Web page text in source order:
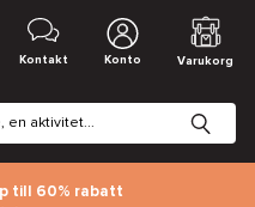
Kontakt Konto Varukorg
till 60% rabatt